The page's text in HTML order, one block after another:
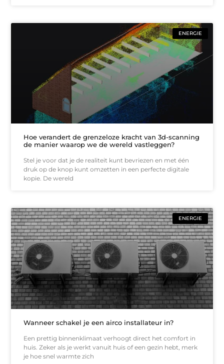
ENERGIE
Hoe verandert de grenzeloze kracht van 3d-scanning
de manier waarop we de wereld vastleggen?
Stel je voor dat je de realiteit kunt bevriezen en met één
druk op de knop kunt omzetten in een perfecte digitale
kopie. De wereld
ENERGIE
Wanneer schakel je een airco installateur in?
Een prettig binnenklimaat verhoogt direct het comfort in
huis. Zeker als je werkt vanuit huis of een gezin hebt, merk
je hoe snel warmte zich